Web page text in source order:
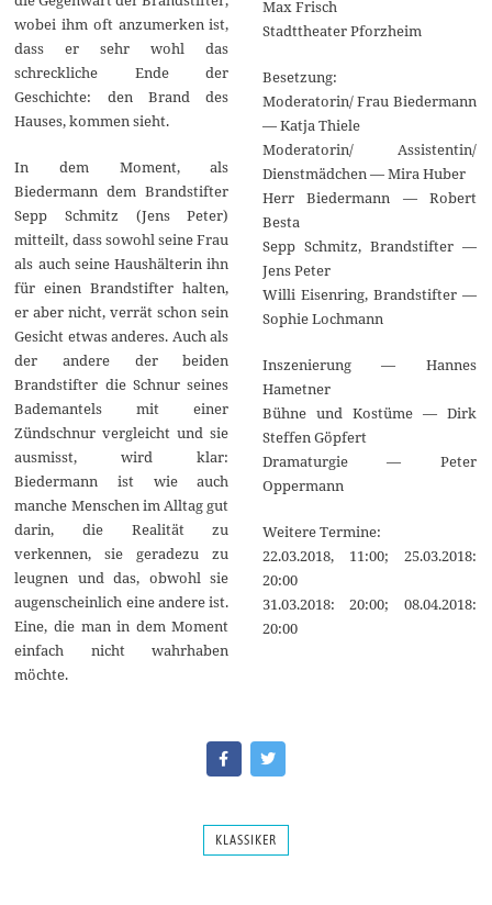
wobei ihm oft anzumerken ist,
dass er sehr wohl das
schreckliche Ende der
Geschichte: den Brand des
Hauses, kommen sieht.
In dem Moment, als
Biedermann dem Brandstifter
Sepp Schmitz (Jens Peter)
mitteilt, dass sowohl seine Frau
als auch seine Haushälterin ihn
für einen Brandstifter halten,
er aber nicht, verrät schon sein
Gesicht etwas anderes. Auch als
der andere der beiden
Brandstifter die Schnur seines
Bademantels mit einer
Zündschnur vergleicht und sie
ausmisst, wird klar:
Biedermann ist wie auch
manche Menschen im Alltag gut
darin, die Realität zu
verkennen, sie geradezu zu
leugnen und das, obwohl sie
augenscheinlich eine andere ist.
Eine, die man in dem Moment
einfach nicht wahrhaben
möchte.
Max Frisch
Stadttheater Pforzheim
Besetzung:
Moderatorin/ Frau Biedermann
— Katja Thiele
Moderatorin/ Assistentin/
Dienstmädchen — Mira Huber
Herr Biedermann — Robert
Besta
Sepp Schmitz, Brandstifter —
Jens Peter
Willi Eisenring, Brandstifter —
Sophie Lochmann
Inszenierung — Hannes
Hametner
Bühne und Kostüme — Dirk
Steffen Göpfert
Dramaturgie — Peter
Oppermann
Weitere Termine:
22.03.2018, 11:00; 25.03.2018:
20:00
31.03.2018: 20:00; 08.04.2018:
20:00
KLASSIKER